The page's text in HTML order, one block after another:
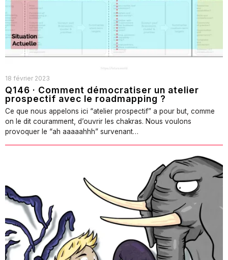
18 février 2023
Q146 · Comment démocratiser un atelier
prospectif avec le roadmapping ?
Ce que nous appelons ici “atelier prospectif” a pour but, comme
on le dit couramment, d’ouvrir les chakras. Nous voulons
provoquer le “ah aaaaahhh” survenant…